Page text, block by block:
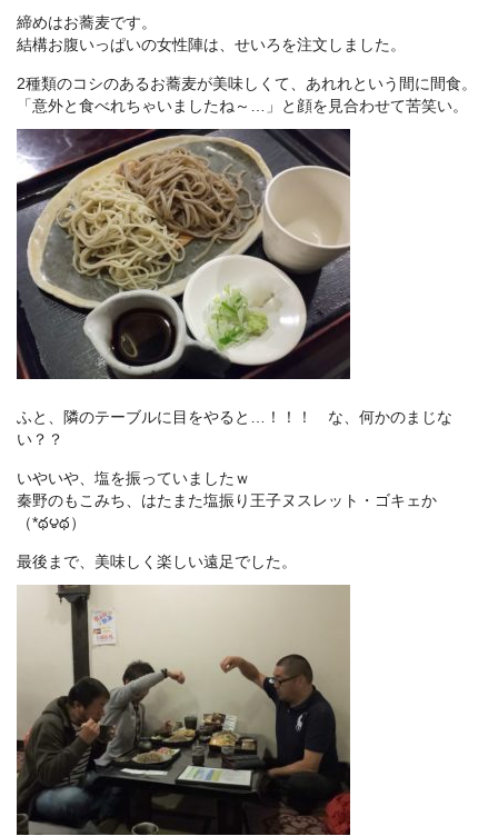
締めはお蕎麦です。
結構お腹いっぱいの女性陣は、せいろを注文しました。
2種類のコシのあるお蕎麦が美味しくて、あれれという間に間食。
「意外と食べれちゃいましたね～…」と顔を見合わせて苦笑い。
ふと、隣のテーブルに目をやると…！！！ な、何かのまじな
い？？
いやいや、塩を振っていましたｗ
秦野のもこみち、はたまた塩振り王子ヌスレット・ゴキェか
（*థ౪థ）
最後まで、美味しく楽しい遠足でした。